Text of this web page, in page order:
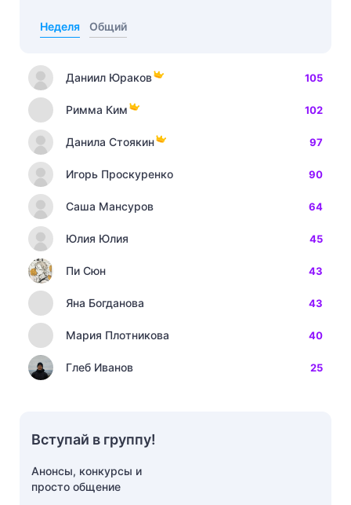
Неделя Общий
Даниил Юраков 105
Римма Ким 102
Данила Стоякин 97
Игорь Проскуренко 90
Саша Мансуров 64
Юлия Юлия 45
Пи Сюн 43
Яна Богданова 43
Мария Плотникова 40
Глеб Иванов 25
Вступай в группу!
Анонсы, конкурсы и
просто общение